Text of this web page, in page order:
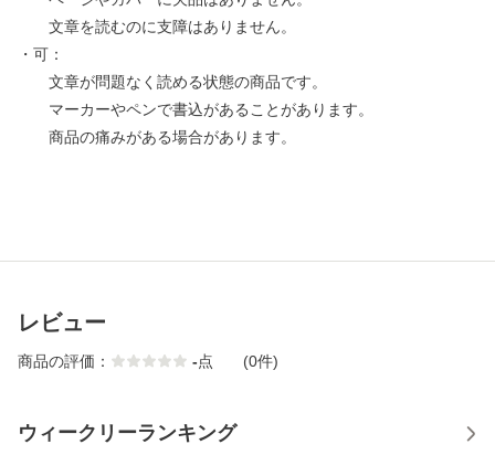
文章を読むのに支障はありません。
・可：
文章が問題なく読める状態の商品です。
マーカーやペンで書込があることがあります。
商品の痛みがある場合があります。
レビュー
商品の評価： -点 (0件)
ウィークリーランキング